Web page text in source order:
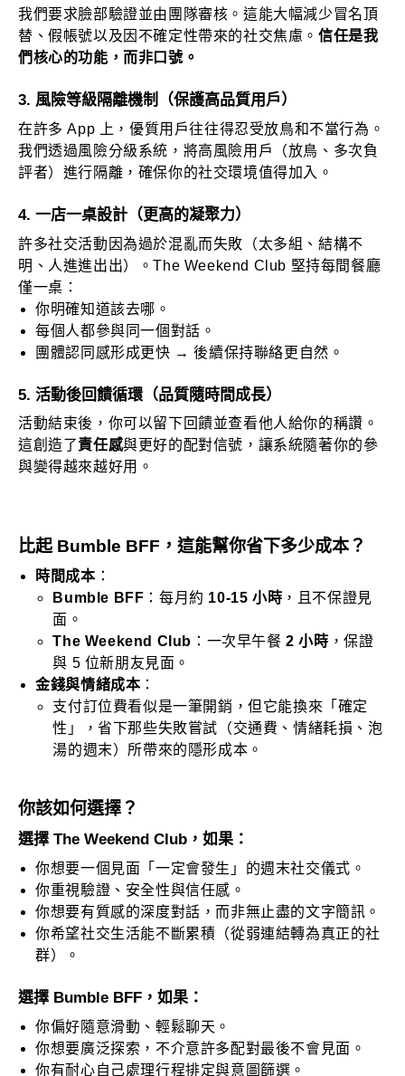
我們要求臉部驗證並由團隊審核。這能大幅減少冒名頂
替、假帳號以及因不確定性帶來的社交焦慮。信任是我
們核心的功能，而非口號。
3. 風險等級隔離機制（保護高品質用戶）
在許多 App 上，優質用戶往往得忍受放鳥和不當行為。
我們透過風險分級系統，將高風險用戶（放鳥、多次負
評者）進行隔離，確保你的社交環境值得加入。
4. 一店一桌設計（更高的凝聚力）
許多社交活動因為過於混亂而失敗（太多組、結構不
明、人進進出出）。The Weekend Club 堅持每間餐廳
僅一桌：
你明確知道該去哪。
每個人都參與同一個對話。
團體認同感形成更快 → 後續保持聯絡更自然。
5. 活動後回饋循環（品質隨時間成長）
活動結束後，你可以留下回饋並查看他人給你的稱讚。
這創造了責任感與更好的配對信號，讓系統隨著你的參
與變得越來越好用。
比起 Bumble BFF，這能幫你省下多少成本？
時間成本：
Bumble BFF ：每月約 10-15 小時 ，且不保證見
面。
The Weekend Club ：一次早午餐2 小時 ，保證
與 5 位新朋友見面。
金錢與情緒成本：
支付訂位費看似是一筆開銷，但它能換來「確定
性」，省下那些失敗嘗試（交通費、情緒耗損、泡
湯的週末）所帶來的隱形成本。
你該如何選擇？
選擇 The Weekend Club，如果：
你想要一個見面「一定會發生」的週末社交儀式。
你重視驗證、安全性與信任感。
你想要有質感的深度對話，而非無止盡的文字簡訊。
你希望社交生活能不斷累積（從弱連結轉為真正的社
群）。
選擇 Bumble BFF，如果：
你偏好隨意滑動、輕鬆聊天。
你想要廣泛探索，不介意許多配對最後不會見面。
你有耐心自己處理行程排定與意圖篩選。